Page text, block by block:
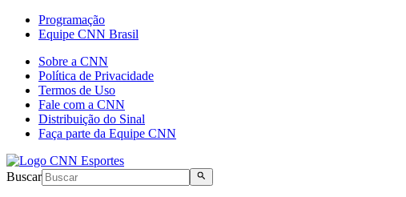
Programação
Equipe CNN Brasil
Sobre a CNN
Política de Privacidade
Termos de Uso
Fale com a CNN
Distribuição do Sinal
Faça parte da Equipe CNN
Buscar